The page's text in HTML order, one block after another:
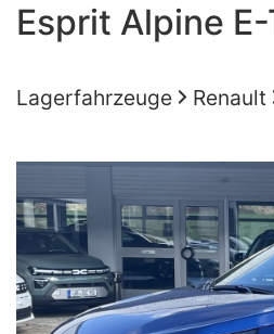
Esprit Alpine E-
Lagerfahrzeuge Renault